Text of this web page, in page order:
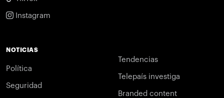
Instagram
NOTICIAS
Política
Seguridad
Tendencias
Telepaís investiga
Branded content